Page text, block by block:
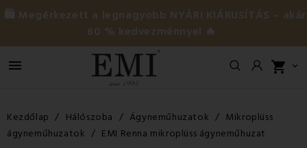
🛍️ Megérkezett a legnagyobb NYÁRI KIÁRUSÍTÁS – akár
60 % kedvezménnyel 🔥
 shopping_cart 
Kezdőlap Hálószoba Ágyneműhuzatok
Mikroplüss
ágyneműhuzatok
EMI Renna mikroplüss ágyneműhuzat